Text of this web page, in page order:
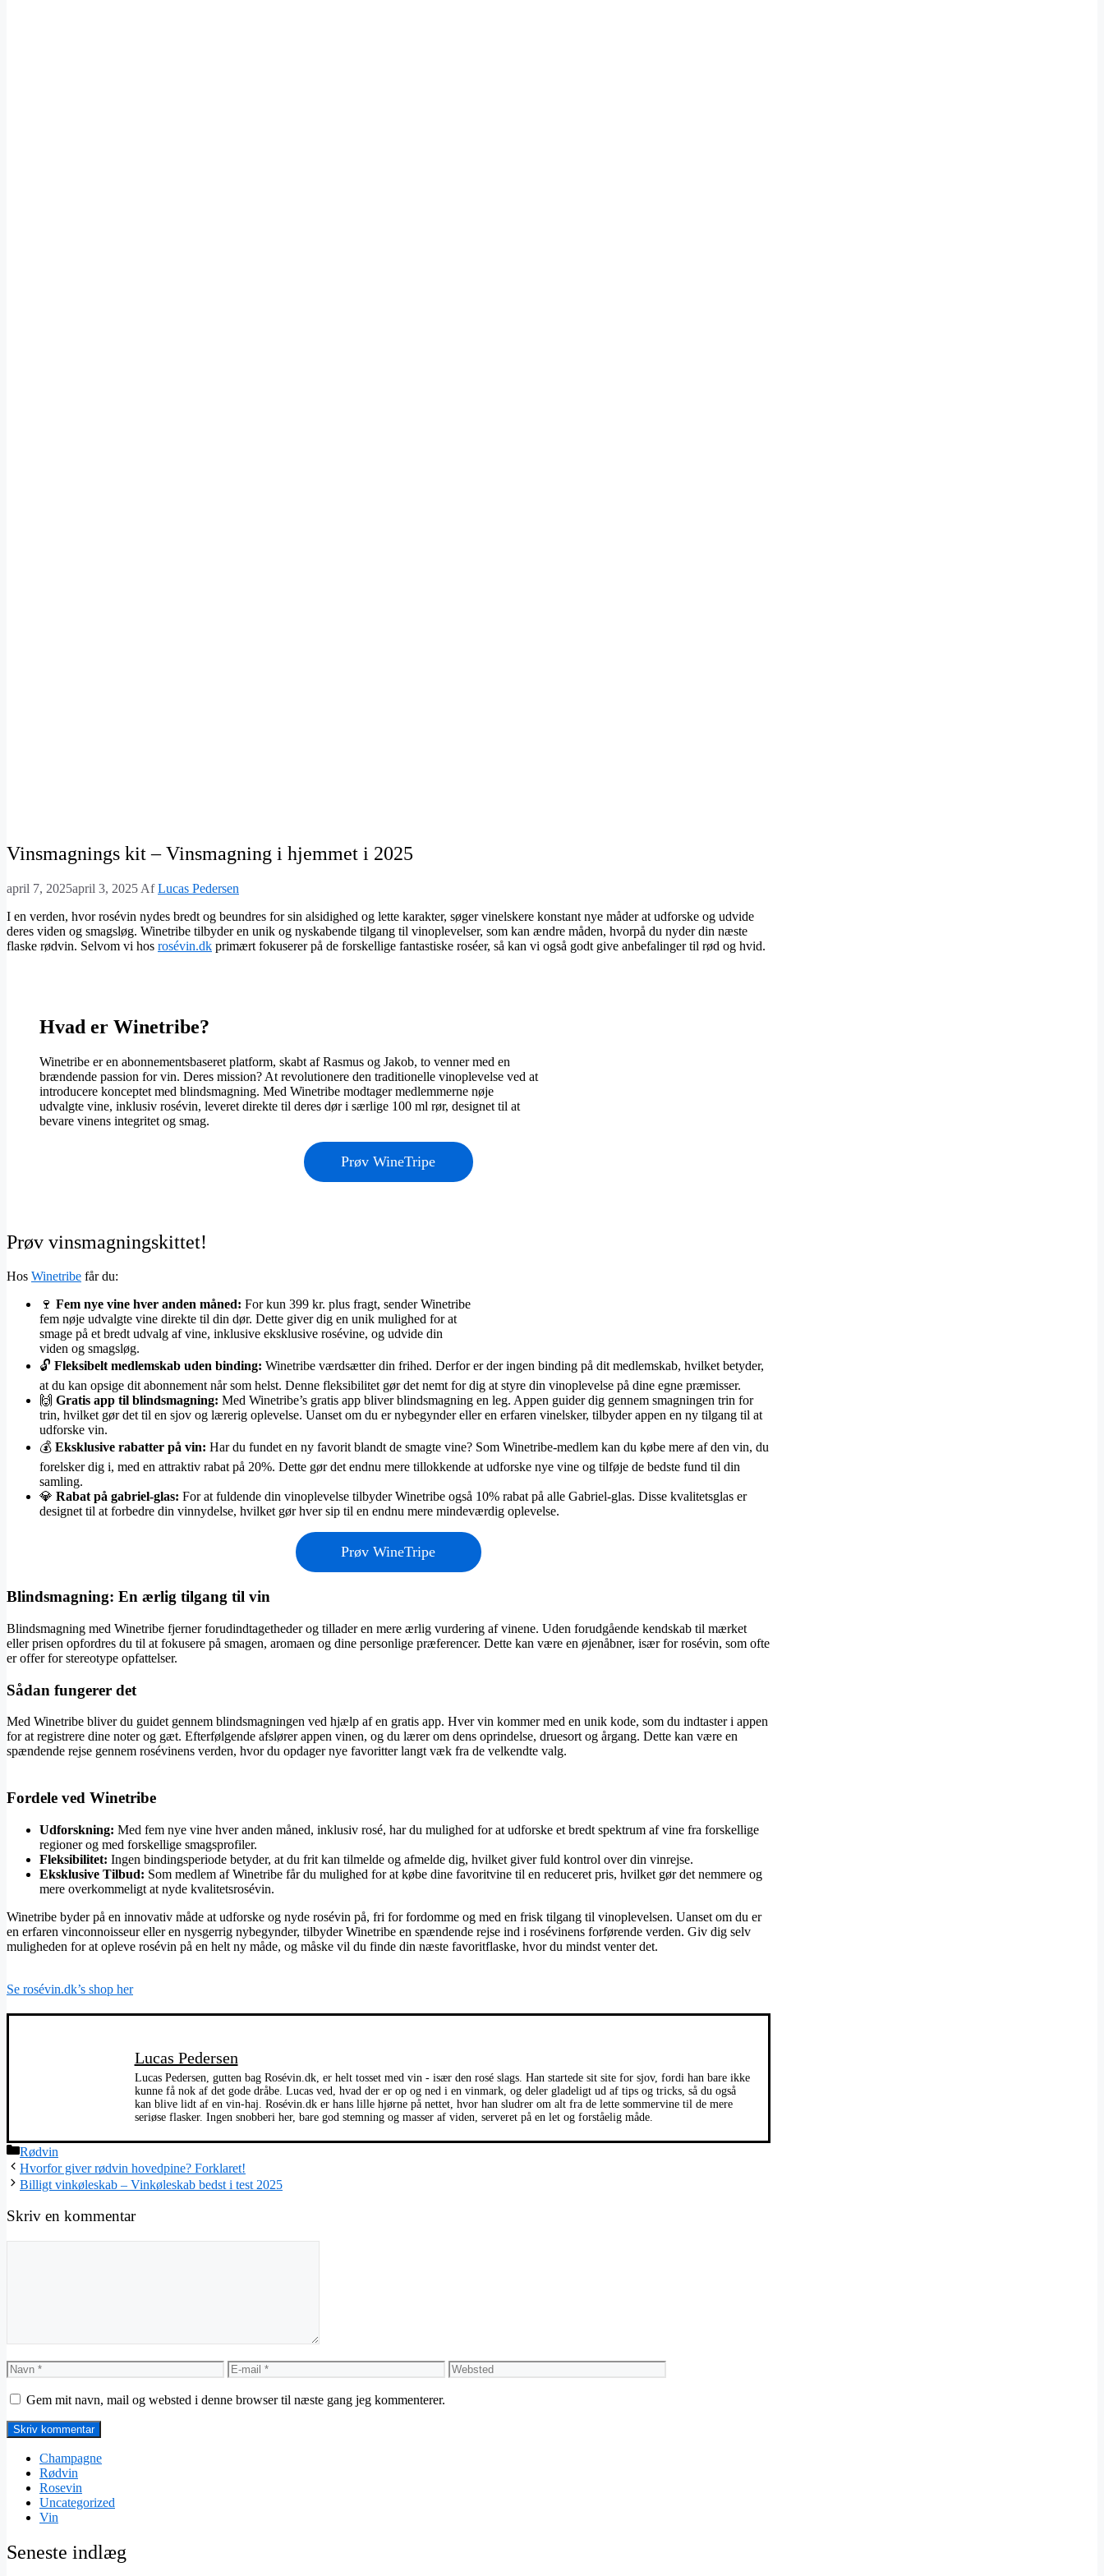
Vinsmagnings kit – Vinsmagning i hjemmet i 2025
april 7, 2025april 3, 2025 AfLucas Pedersen
I en verden, hvor rosévin nydes bredt og beundres for sin alsidighed og lette karakter, søger vinelskere konstant nye måder at udforske og udvide
deres viden og smagsløg. Winetribe tilbyder en unik og nyskabende tilgang til vinoplevelser, som kan ændre måden, hvorpå du nyder din næste
flaske rødvin. Selvom vi hos rosévin.dk primært fokuserer på de forskellige fantastiske roséer, så kan vi også godt give anbefalinger til rød og hvid.
Hvad er Winetribe?
Winetribe er en abonnementsbaseret platform, skabt af Rasmus og Jakob, to venner med en
brændende passion for vin. Deres mission? At revolutionere den traditionelle vinoplevelse ved at
introducere konceptet med blindsmagning. Med Winetribe modtager medlemmerne nøje
udvalgte vine, inklusiv rosévin, leveret direkte til deres dør i særlige 100 ml rør, designet til at
bevare vinens integritet og smag​​.
Prøv WineTripe
Prøv vinsmagningskittet!
Hos Winetribe får du:
🍷 Fem nye vine hver anden måned: For kun 399 kr. plus fragt, sender Winetribe
fem nøje udvalgte vine direkte til din dør. Dette giver dig en unik mulighed for at
smage på et bredt udvalg af vine, inklusive eksklusive rosévine, og udvide din
viden og smagsløg.
🔓 Fleksibelt medlemskab uden binding: Winetribe værdsætter din frihed. Derfor er der ingen binding på dit medlemskab, hvilket betyder,
at du kan opsige dit abonnement når som helst. Denne fleksibilitet gør det nemt for dig at styre din vinoplevelse på dine egne præmisser.
🙌 Gratis app til blindsmagning: Med Winetribe’s gratis app bliver blindsmagning en leg. Appen guider dig gennem smagningen trin for
trin, hvilket gør det til en sjov og lærerig oplevelse. Uanset om du er nybegynder eller en erfaren vinelsker, tilbyder appen en ny tilgang til at
udforske vin.
💰 Eksklusive rabatter på vin: Har du fundet en ny favorit blandt de smagte vine? Som Winetribe-medlem kan du købe mere af den vin, du
forelsker dig i, med en attraktiv rabat på 20%. Dette gør det endnu mere tillokkende at udforske nye vine og tilføje de bedste fund til din
samling.
💎 Rabat på gabriel-glas: For at fuldende din vinoplevelse tilbyder Winetribe også 10% rabat på alle Gabriel-glas. Disse kvalitetsglas er
designet til at forbedre din vinnydelse, hvilket gør hver sip til en endnu mere mindeværdig oplevelse.
Prøv WineTripe
Blindsmagning: En ærlig tilgang til vin
Blindsmagning med Winetribe fjerner forudindtagetheder og tillader en mere ærlig vurdering af vinene. Uden forudgående kendskab til mærket
eller prisen opfordres du til at fokusere på smagen, aromaen og dine personlige præferencer. Dette kan være en øjenåbner, især for rosévin, som ofte
er offer for stereotype opfattelser​​.
Sådan fungerer det
Med Winetribe bliver du guidet gennem blindsmagningen ved hjælp af en gratis app. Hver vin kommer med en unik kode, som du indtaster i appen
for at registrere dine noter og gæt. Efterfølgende afslører appen vinen, og du lærer om dens oprindelse, druesort og årgang. Dette kan være en
spændende rejse gennem rosévinens verden, hvor du opdager nye favoritter langt væk fra de velkendte valg​​.
Fordele ved Winetribe
Udforskning: Med fem nye vine hver anden måned, inklusiv rosé, har du mulighed for at udforske et bredt spektrum af vine fra forskellige
regioner og med forskellige smagsprofiler.
Fleksibilitet: Ingen bindingsperiode betyder, at du frit kan tilmelde og afmelde dig, hvilket giver fuld kontrol over din vinrejse.
Eksklusive Tilbud: Som medlem af Winetribe får du mulighed for at købe dine favoritvine til en reduceret pris, hvilket gør det nemmere og
mere overkommeligt at nyde kvalitetsrosévin​​.
Winetribe byder på en innovativ måde at udforske og nyde rosévin på, fri for fordomme og med en frisk tilgang til vinoplevelsen. Uanset om du er
en erfaren vinconnoisseur eller en nysgerrig nybegynder, tilbyder Winetribe en spændende rejse ind i rosévinens forførende verden. Giv dig selv
muligheden for at opleve rosévin på en helt ny måde, og måske vil du finde din næste favoritflaske, hvor du mindst venter det.
Se rosévin.dk’s shop her
Lucas Pedersen
Lucas Pedersen, gutten bag Rosévin.dk, er helt tosset med vin - især den rosé slags. Han startede sit site for sjov, fordi han bare ikke
kunne få nok af det gode dråbe. Lucas ved, hvad der er op og ned i en vinmark, og deler gladeligt ud af tips og tricks, så du også
kan blive lidt af en vin-haj. Rosévin.dk er hans lille hjørne på nettet, hvor han sludrer om alt fra de lette sommervine til de mere
seriøse flasker. Ingen snobberi her, bare god stemning og masser af viden, serveret på en let og forståelig måde.
Kategorier
Rødvin
Hvorfor giver rødvin hovedpine? Forklaret!
Billigt vinkøleskab – Vinkøleskab bedst i test 2025
Skriv en kommentar
Navn
E-
mail
Websted
Gem mit navn, mail og websted i denne browser til næste gang jeg kommenterer.
Champagne
Rødvin
Rosevin
Uncategorized
Vin
Seneste indlæg